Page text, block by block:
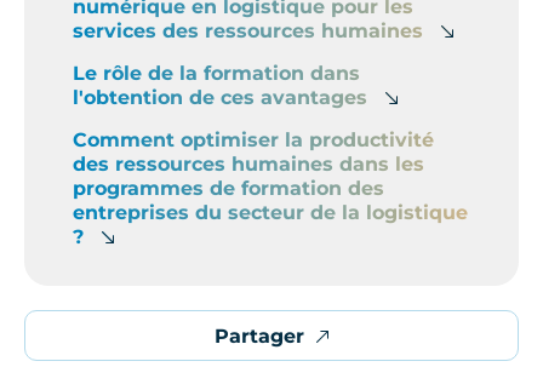
numérique en logistique pour les
services des ressources humaines
Le rôle de la formation dans
l'obtention de ces avantages
Comment optimiser la productivité
des ressources humaines dans les
programmes de formation des
entreprises du secteur de la logistique
?
Partager